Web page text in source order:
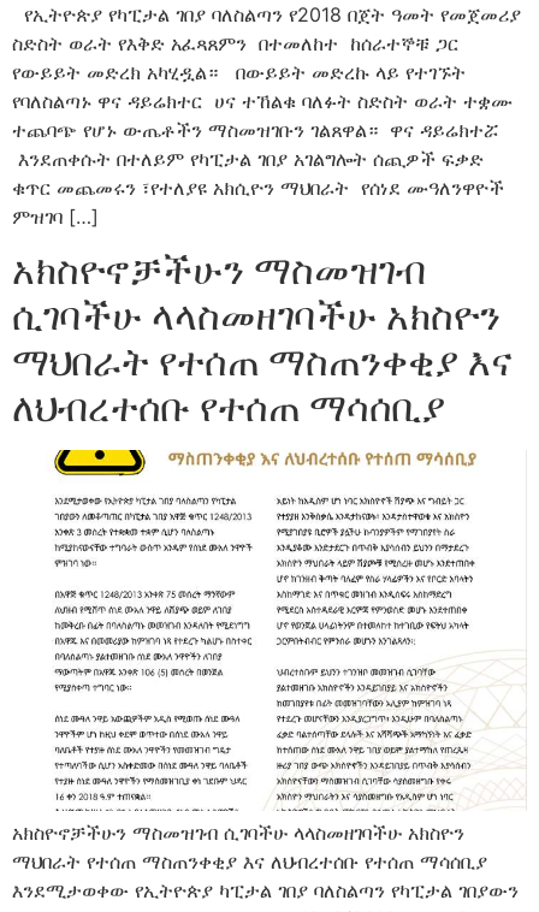
የኢትዮጵያ የካፒታል ገበያ ባለስልጣን የ2018 በጀት ዓመት የመጀመሪያ
ስድስት ወራት የእቅድ አፈጻጸምን በተመለከተ ከሰራተኞቹ ጋር
የውይይት መድረክ አካሂዷል። በውይይት መድረኩ ላይ የተገኙት
የባለስልጣኑ ዋና ዳይሬክተር ሀና ተኸልቁ ባለፉት ስድስት ወራት ተቋሙ
ተጨባጭ የሆኑ ውጤቶችን ማስመዝገቡን ገልጸዋል። ዋና ዳይሬክተሯ
እንደጠቀሱት በተለይም የካፒታል ገበያ አገልግሎት ሰጪዎች ፍቃድ
ቁጥር መጨመሩን ፣የተለያዩ አክሲዮን ማህበራት የሰነደ ሙዓለንዋዮች
ምዝገባ […]
አክስዮኖቻችሁን ማስመዝገብ
ሲገባችሁ ላላስመዘገባችሁ አክስዮን
ማህበራት የተሰጠ ማስጠንቀቂያ እና
ለህብረተሰቡ የተሰጠ ማሳሰቢያ
አክስዮኖቻችሁን ማስመዝገብ ሲገባችሁ ላላስመዘገባችሁ አክስዮን
ማህበራት የተሰጠ ማስጠንቀቂያ እና ለህብረተሰቡ የተሰጠ ማሳሰቢያ
እንደሚታወቀው የኢትዮጵያ ካፒታል ገበያ ባለስልጣን የካፒታል ገበያውን